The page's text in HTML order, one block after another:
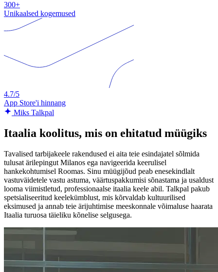
300+
Unikaalsed kogemused
4.7/5
App Store'i hinnang
Miks Talkpal
Itaalia koolitus, mis on ehitatud müügiks
Tavalised tarbijakeele rakendused ei aita teie esindajatel sõlmida
tulusat ärilepingut Milanos ega navigeerida keerulisel
hankekohtumisel Roomas. Sinu müügijõud peab enesekindlalt
vastuväidetele vastu astuma, väärtuspakkumisi sõnastama ja usaldust
looma viimistletud, professionaalse itaalia keele abil. Talkpal pakub
spetsialiseeritud keelekümblust, mis kõrvaldab kultuurilised
eksimused ja annab teie ärijuhtimise meeskonnale võimaluse haarata
Itaalia turuosa täieliku kõnelise selgusega.